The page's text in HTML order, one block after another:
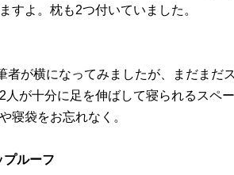
すよ。枕も2つ付いていました。
者が横になってみましたが、まだまだ
が十分に足を伸ばして寝られるスペ
寝袋をお忘れなく。
プルーフ